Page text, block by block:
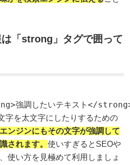
「strong」タグで囲って
強調したいテキスト</
字を太文字にしたりするための
ンジンにもその文字が強調して
されます。 使いすぎるとSEOや
使い方を見極めて利用しましょ